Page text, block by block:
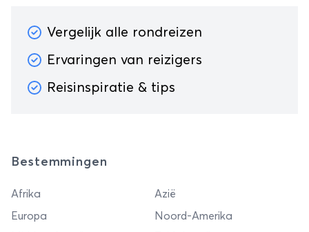
Vergelijk alle rondreizen
Ervaringen van reizigers
Reisinspiratie & tips
Bestemmingen
Afrika
Azië
Europa
Noord-Amerika